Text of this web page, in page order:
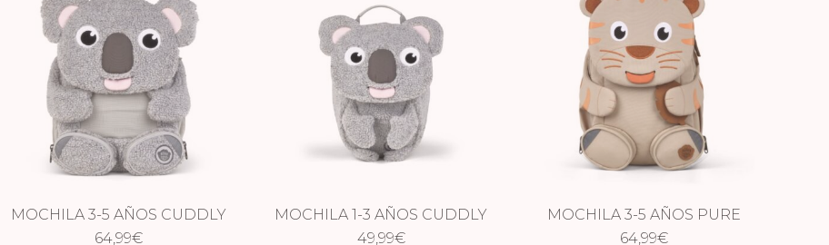
MOCHILA 3-5 AÑOS CUDDLY
KOALA
64,99€
MOCHILA 1-3 AÑOS CUDDLY
KOALA
49,99€
MOCHILA 3-5 AÑOS PURE
TIGRE
64,99€